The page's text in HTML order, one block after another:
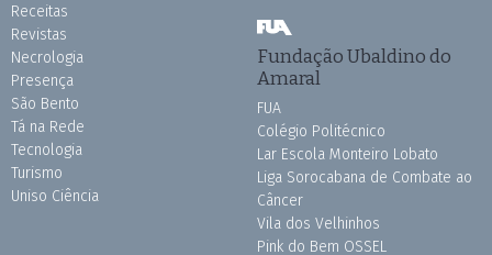
Receitas
Revistas
Necrologia
Presença
São Bento
Tá na Rede
Tecnologia
Turismo
Uniso Ciência
Fundação Ubaldino do
Amaral
FUA
Colégio Politécnico
Lar Escola Monteiro Lobato
Liga Sorocabana de Combate ao
Câncer
Vila dos Velhinhos
Pink do Bem OSSEL